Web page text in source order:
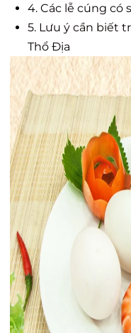
4. Các lễ cúng có
5. Lưu ý cần biết
Thổ Địa